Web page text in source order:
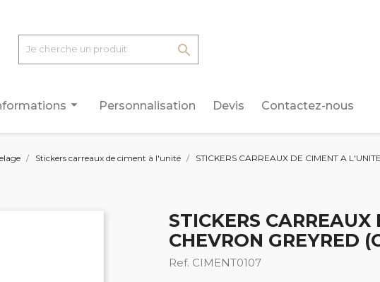

arrow_drop_down Personnalisation Devis Contactez-nous
Stickers carreaux de ciment à l'unité STICKERS CARREAUX DE CIMENT A
STICKERS
CHEVRON GREYRED
Ref. CIMENT0107